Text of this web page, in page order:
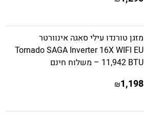
מזגן טורנדו עילי סאגה אינוורטר
Tornado SAGA Inverter 16X WIFI EU
11,942 BTU – משלוח חינם
1,198
₪